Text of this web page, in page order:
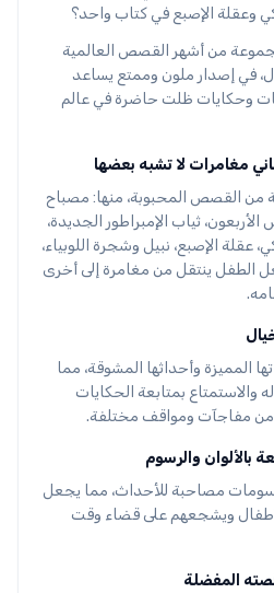
وعقلة الإصبع في كتاب واحد؟
من أشهر القصص العالمية
في إصدار ملون وممتع يساعد
وحكايات ظلت حاضرة في عالم
مغامرات لا تشبه بعضها
من القصص المحبوبة، منها: مصباح
ثياب الإمبراطور الجديدة،
عقلة الإصبع، نبيل وشجرة اللوبياء،
الطفل ينتقل من مغامرة إلى أخرى
المميزة وأحداثها المشوقة، مما
والاستمتاع بمتابعة الحكايات
مفاجآت ومواقف مختلفة.
بالألوان والرسوم
مصاحبة للأحداث، مما يجعل
ويشجعهم على قضاء وقت
المفضلة